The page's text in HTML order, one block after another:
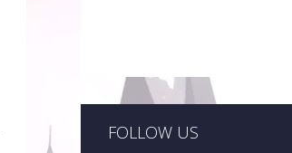
FOLLOW US